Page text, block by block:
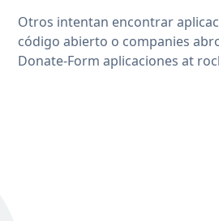
Otros intentan encontrar
código abierto o companies
Donate-Form aplicaciones at